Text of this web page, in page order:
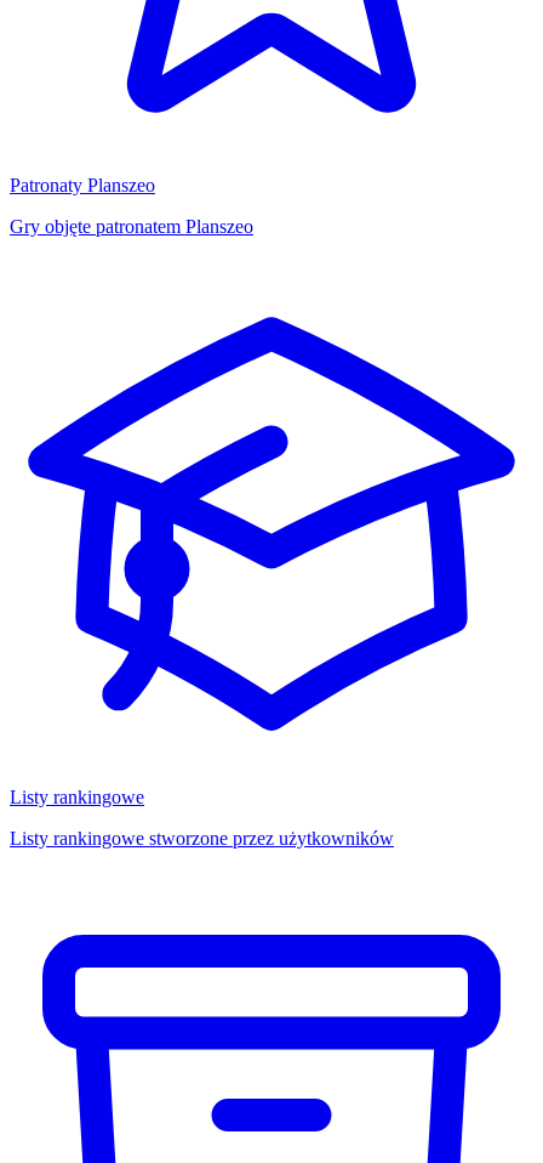
Patronaty Planszeo
Gry objęte patronatem Planszeo
Listy rankingowe
Listy rankingowe stworzone przez użytkowników